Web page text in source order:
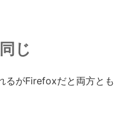
じ
るがFirefoxだと両方とも